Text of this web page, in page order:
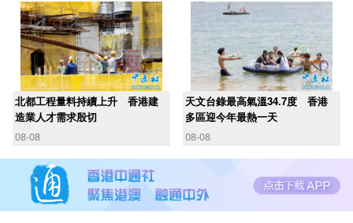
北都工程量料持續上升 香港建
造業人才需求殷切
08-08
天文台錄最高氣溫34.7度 香港
多區迎今年最熱一天
08-08